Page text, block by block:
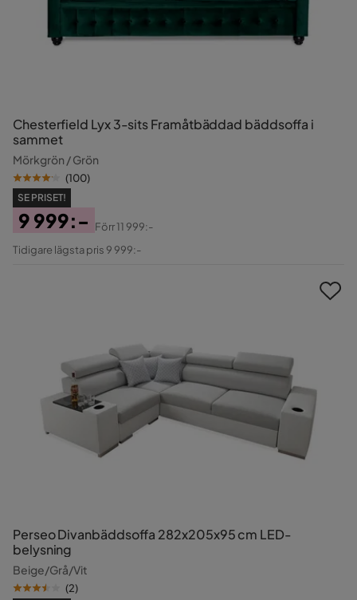
Chesterfield Lyx 3-sits Framåtbäddad bäddsoffa i
sammet
Mörkgrön / Grön
(100)
SE PRISET!
Pris
9 999:-
Original
Förr11 999:-
Tidigare lägsta pris 9 999:-
Perseo Divanbäddsoffa 282x205x95 cm LED-
belysning
Beige/Grå/Vit
(2)